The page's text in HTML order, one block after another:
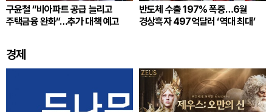
구윤철 “비아파트 공급 늘리고
주택금융 완화”…추가 대책 예고
반도체 수출 197% 폭증…6월
경상흑자 497억달러 ‘역대 최대’
경제